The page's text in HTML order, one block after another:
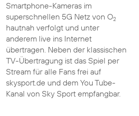
Smartphone-Kameras im
superschnellen 5G Netz von O2
hautnah verfolgt und unter
anderem live ins Internet
übertragen. Neben der klassischen
TV-Übertragung ist das Spiel per
Stream für alle Fans frei auf
skysport.de und dem You Tube-
Kanal von Sky Sport empfangbar.